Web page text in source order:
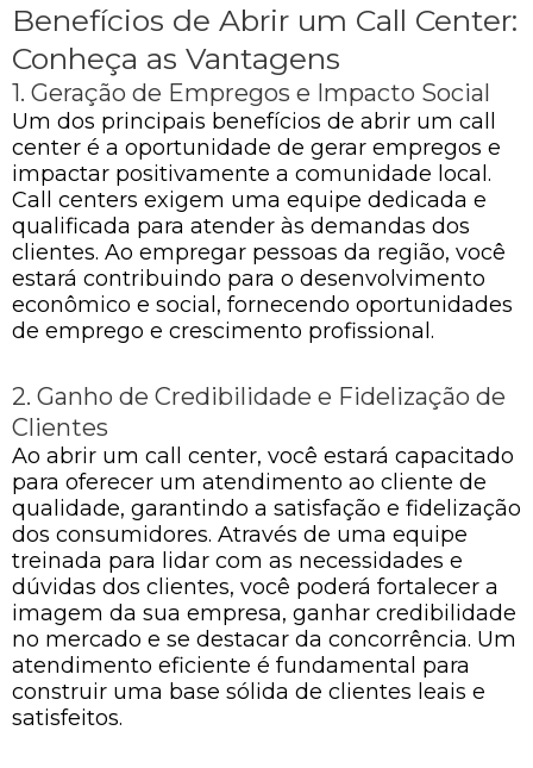
Benefícios de Abrir um Call Center:
Conheça as Vantagens
1. Geração de Empregos e Impacto Social
Um dos principais benefícios de abrir um call
center é a oportunidade de gerar empregos e
impactar positivamente a comunidade local.
Call centers exigem uma equipe dedicada e
qualificada para atender às demandas dos
clientes. Ao empregar pessoas da região, você
estará contribuindo para o desenvolvimento
econômico e social, fornecendo oportunidades
de emprego e crescimento profissional.
2. Ganho de Credibilidade e Fidelização de
Clientes
Ao abrir um call center, você estará capacitado
para oferecer um atendimento ao cliente de
qualidade, garantindo a satisfação e fidelização
dos consumidores. Através de uma equipe
treinada para lidar com as necessidades e
dúvidas dos clientes, você poderá fortalecer a
imagem da sua empresa, ganhar credibilidade
no mercado e se destacar da concorrência. Um
atendimento eficiente é fundamental para
construir uma base sólida de clientes leais e
satisfeitos.